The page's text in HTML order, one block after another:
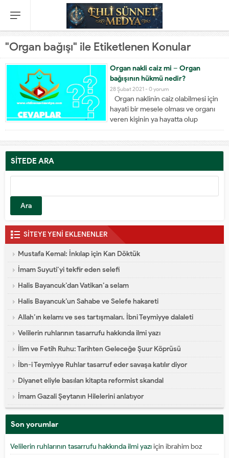
"Organ bağışı" ile Etiketlenen Konular
Organ nakli caiz mi – Organ
bağışının hükmü nedir?
28 Şubat 2021 - 0 yorum
Organ naklinin caiz olabilmesi için
hayati bir mesele olması ve organı
veren kişinin ya hayatta olup
kendisine hiçbir zarar gelmemesi
veya tam ölmüş olması gerekiyor.
İŞTE O FETVA: Organ bağışı yapmak
CevapBismillahirrahmanirrahim
SİTEDE ARA
SİTEYE YENİ EKLENENLER
Mustafa Kemal: İnkılap için Kan Döktük
İmam Suyuti’yi tekfir eden selefi
Halis Bayancuk’dan Vatikan’a selam
Halis Bayancuk’un Sahabe ve Selefe hakareti
Allah’ın kelamı ve ses tartışmaları. İbni Teymiyye dalaleti
Velilerin ruhlarının tasarrufu hakkında ilmi yazı
İlim ve Fetih Ruhu: Tarihten Geleceğe Şuur Köprüsü
İbn-i Teymiyye Ruhlar tasarruf eder savaşa katılır diyor
Diyanet eliyle basılan kitapta reformist skandal
İmam Gazali Şeytanın Hilelerini anlatıyor
Son yorumlar
Velilerin ruhlarının tasarrufu hakkında ilmi yazıiçin ibrahim boz